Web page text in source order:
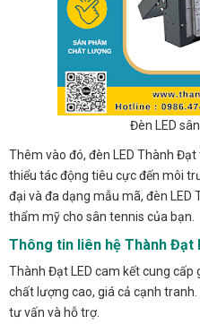
Đèn LED
Thêm vào đó, đèn LED Thành
thiểu tác động tiêu cực đến môi
đại và đa dạng mẫu mã, đèn
thẩm mỹ cho sân tennis của bạn.
Thông tin liên hệ Thành Đạt
Thành Đạt LED cam kết cung cấp
chất lượng cao, giá cả cạnh
tư vấn và hỗ trợ.